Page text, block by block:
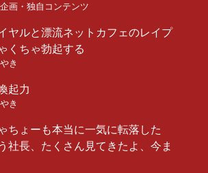
画・独自コンテンツ
ヤルと漂流ネットカフェのレイプ
くちゃ勃起する
き
起力
き
ちょーも本当に一気に転落した
社長、たくさん見てきたよ、今ま